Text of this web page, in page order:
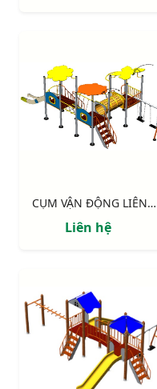
CỤM VẬN ĐỘNG LIÊN HOÀN 3 MÁI CHE NIK705311
Liên hệ